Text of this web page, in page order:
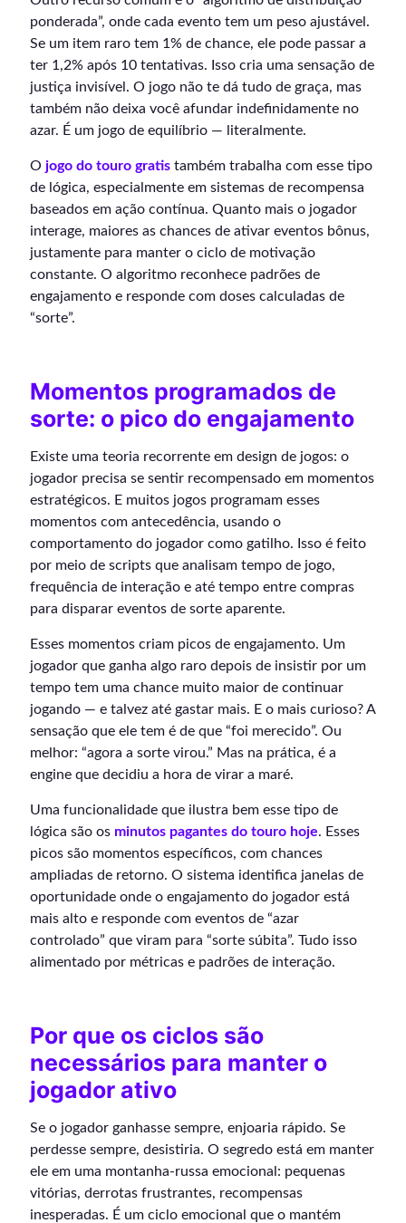
ponderada”, onde cada evento tem um peso ajustável.
Se um item raro tem 1% de chance, ele pode passar a
ter 1,2% após 10 tentativas. Isso cria uma sensação de
justiça invisível. O jogo não te dá tudo de graça, mas
também não deixa você afundar indefinidamente no
azar. É um jogo de equilíbrio — literalmente.
O jogo do touro gratis também trabalha com esse tipo
de lógica, especialmente em sistemas de recompensa
baseados em ação contínua. Quanto mais o jogador
interage, maiores as chances de ativar eventos bônus,
justamente para manter o ciclo de motivação
constante. O algoritmo reconhece padrões de
engajamento e responde com doses calculadas de
“sorte”.
Momentos programados de
sorte: o pico do engajamento
Existe uma teoria recorrente em design de jogos: o
jogador precisa se sentir recompensado em momentos
estratégicos. E muitos jogos programam esses
momentos com antecedência, usando o
comportamento do jogador como gatilho. Isso é feito
por meio de scripts que analisam tempo de jogo,
frequência de interação e até tempo entre compras
para disparar eventos de sorte aparente.
Esses momentos criam picos de engajamento. Um
jogador que ganha algo raro depois de insistir por um
tempo tem uma chance muito maior de continuar
jogando — e talvez até gastar mais. E o mais curioso? A
sensação que ele tem é de que “foi merecido”. Ou
melhor: “agora a sorte virou.” Mas na prática, é a
engine que decidiu a hora de virar a maré.
Uma funcionalidade que ilustra bem esse tipo de
lógica são os minutos pagantes do touro hoje. Esses
picos são momentos específicos, com chances
ampliadas de retorno. O sistema identifica janelas de
oportunidade onde o engajamento do jogador está
mais alto e responde com eventos de “azar
controlado” que viram para “sorte súbita”. Tudo isso
alimentado por métricas e padrões de interação.
Por que os ciclos são
necessários para manter o
jogador ativo
Se o jogador ganhasse sempre, enjoaria rápido. Se
perdesse sempre, desistiria. O segredo está em manter
ele em uma montanha-russa emocional: pequenas
vitórias, derrotas frustrantes, recompensas
inesperadas. É um ciclo emocional que o mantém